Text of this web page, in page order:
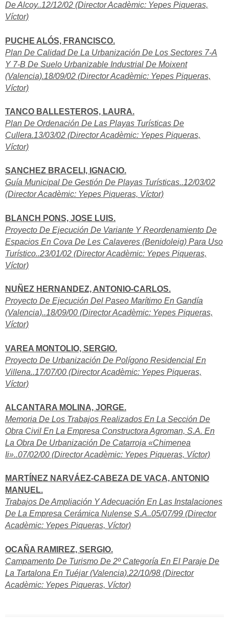
De Alcoy..12/12/02 (Director Acadèmic: Yepes Piqueras,
Víctor)
PUCHE ALÓS, FRANCISCO.
Plan De Calidad De La Urbanización De Los Sectores 7-A
Y 7-B De Suelo Urbanizable Industrial De Moixent
(Valencia).18/09/02 (Director Acadèmic: Yepes Piqueras,
Víctor)
TANCO BALLESTEROS, LAURA.
Plan De Ordenación De Las Playas Turísticas De
Cullera.13/03/02 (Director Acadèmic: Yepes Piqueras,
Víctor)
SANCHEZ BRACELI, IGNACIO.
Guía Municipal De Gestión De Playas Turísticas..12/03/02
(Director Acadèmic: Yepes Piqueras, Víctor)
BLANCH PONS, JOSE LUIS.
Proyecto De Ejecución De Variante Y Reordenamiento De
Espacios En Cova De Les Calaveres (Benidoleig) Para Uso
Turístico..23/01/02 (Director Acadèmic: Yepes Piqueras,
Víctor)
NUÑEZ HERNANDEZ, ANTONIO-CARLOS.
Proyecto De Ejecución Del Paseo Marítimo En Gandía
(Valencia)..18/09/00 (Director Acadèmic: Yepes Piqueras,
Víctor)
VAREA MONTOLIO, SERGIO.
Proyecto De Urbanización De Polígono Residencial En
Villena..17/07/00 (Director Acadèmic: Yepes Piqueras,
Víctor)
ALCANTARA MOLINA, JORGE.
Memoria De Los Trabajos Realizados En La Sección De
Obra Civil En La Empresa Constructora Agroman, S.A. En
La Obra De Urbanización De Catarroja «Chimenea
Ii»..07/02/00 (Director Acadèmic: Yepes Piqueras, Víctor)
MARTÍNEZ NARVÁEZ-CABEZA DE VACA, ANTONIO
MANUEL.
Trabajos De Ampliación Y Adecuación En Las Instalaciones
De La Empresa Cerámica Nulense S.A..05/07/99 (Director
Acadèmic: Yepes Piqueras, Víctor)
OCAÑA RAMIREZ, SERGIO.
Campamento De Turismo De 2º Categoría En El Paraje De
La Tartalona En Tuéjar (Valencia).22/10/98 (Director
Acadèmic: Yepes Piqueras, Víctor)